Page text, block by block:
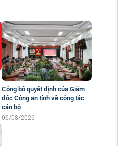
Công bố quyết định của Giám
đốc Công an tỉnh về công tác
cán bộ
06/08/2026